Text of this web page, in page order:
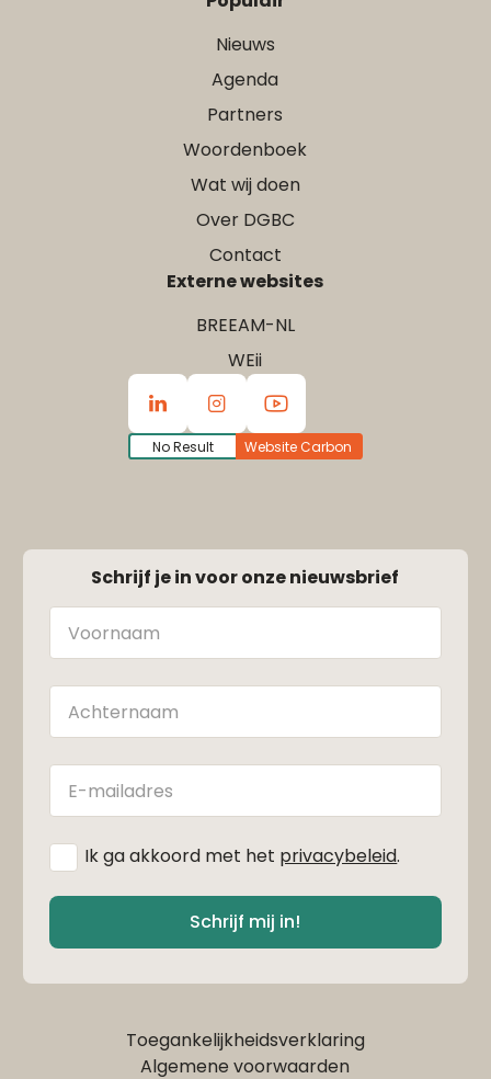
Nieuws
Agenda
Partners
Woordenboek
Wat wij doen
Over DGBC
Contact
Externe websites
BREEAM-NL
WEii
No Result Website Carbon
Schrijf je in voor onze nieuwsbrief
Naam
Achternaam
E-
mailadres
* Ik ga akkoord met het privacybeleid.
Schrijf mij in!
Toegankelijkheidsverklaring
Algemene voorwaarden